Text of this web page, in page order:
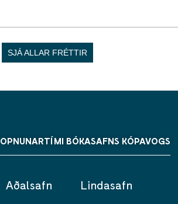
SJÁ ALLAR FRÉTTIR
OPNUNARTÍMI BÓKASAFNS KÓPAVOGS
Aðalsafn Lindasafn